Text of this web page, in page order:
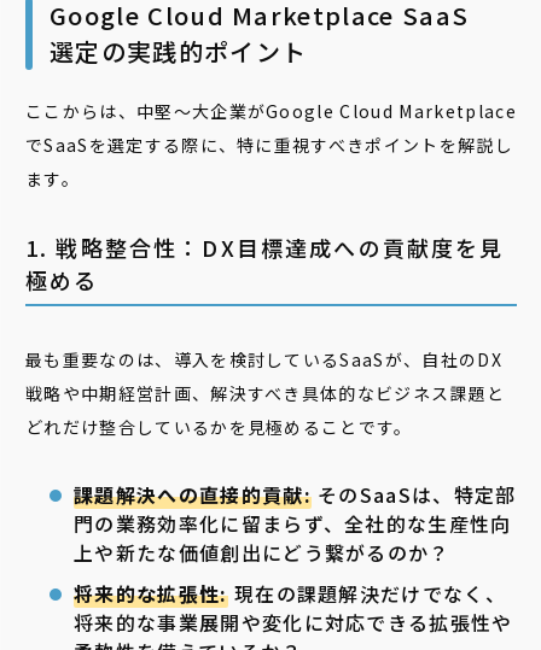
Google Cloud Marketplace SaaS
選定の実践的ポイント
ここからは、中堅〜大企業がGoogle Cloud Marketplace
でSaaSを選定する際に、特に重視すべきポイントを解説し
ます。
1. 戦略整合性：DX目標達成への貢献度を見
極める
最も重要なのは、導入を検討しているSaaSが、自社のDX
戦略や中期経営計画、解決すべき具体的なビジネス課題と
どれだけ整合しているかを見極めることです。
課題解決への直接的貢献:そのSaaSは、特定部
門の業務効率化に留まらず、全社的な生産性向
上や新たな価値創出にどう繋がるのか？
将来的な拡張性:現在の課題解決だけでなく、
将来的な事業展開や変化に対応できる拡張性や